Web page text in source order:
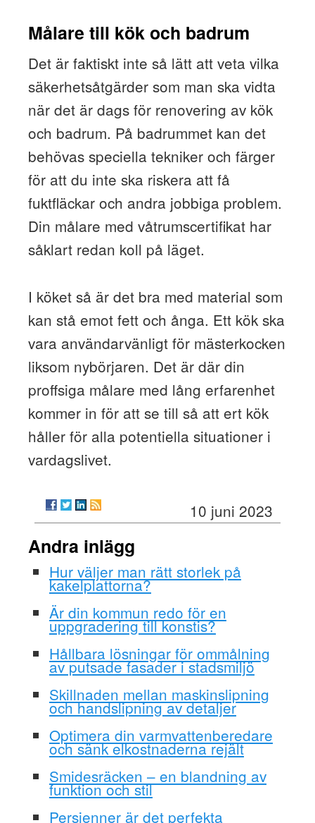
Målare till kök och badrum
Det är faktiskt inte så lätt att veta vilka
säkerhetsåtgärder som man ska vidta
när det är dags för renovering av kök
och badrum. På badrummet kan det
behövas speciella tekniker och färger
för att du inte ska riskera att få
fuktfläckar och andra jobbiga problem.
Din målare med våtrumscertifikat har
såklart redan koll på läget.
I köket så är det bra med material som
kan stå emot fett och ånga. Ett kök ska
vara användarvänligt för mästerkocken
liksom nybörjaren. Det är där din
proffsiga målare med lång erfarenhet
kommer in för att se till så att ert kök
håller för alla potentiella situationer i
vardagslivet.
10 juni 2023
Andra inlägg
Hur väljer man rätt storlek på
kakelplattorna?
Är din kommun redo för en
uppgradering till konstis?
Hållbara lösningar för ommålning
av putsade fasader i stadsmiljö
Skillnaden mellan maskinslipning
och handslipning av detaljer
Optimera din varmvattenberedare
och sänk elkostnaderna rejält
Smidesräcken – en blandning av
funktion och stil
Persienner är det perfekta